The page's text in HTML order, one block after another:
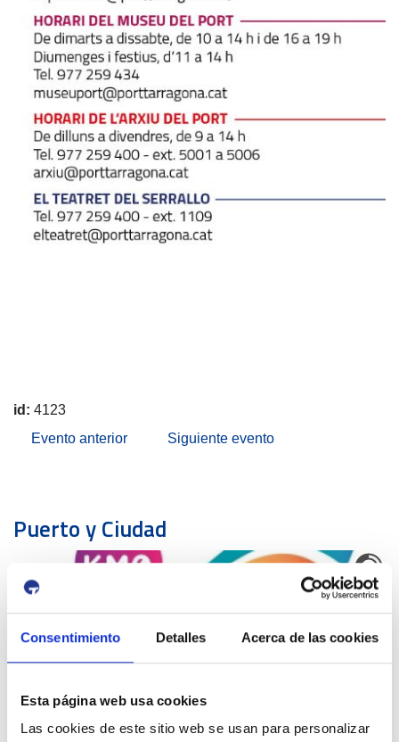
Consentimiento Detalles Acerca de las cookies
Esta página web usa cookies
Las cookies de este sitio web se usan para personalizar
id: 4123
Evento anterior
Siguiente evento
Puerto y Ciudad